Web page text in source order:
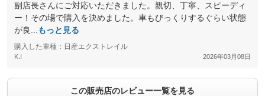
副店長さんにご対応いただきました。親切、丁寧、スピーディ
ー！その場で購入を決めました。車もびっくりするぐらい状態
が良...
もっと見る
購入した車種：日産エクストレイル
K.I 2026年03月08日
この販売店のレビュー一覧を見る